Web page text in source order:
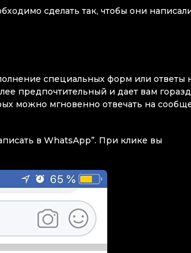
сделать так, чтобы они
специальных форм или ответы
предпочтительный и дает вам
можно мгновенно отвечать на
в WhatsApp”. При клике вы